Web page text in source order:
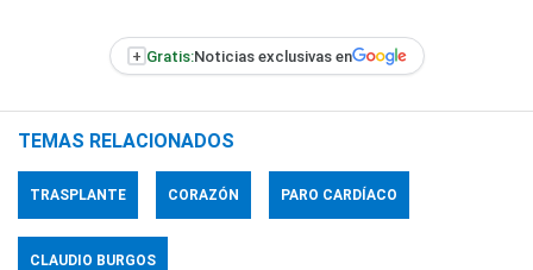
+ Gratis:Noticias exclusivas en
TEMAS RELACIONADOS
TRASPLANTE CORAZÓN PARO CARDÍACO
CLAUDIO BURGOS